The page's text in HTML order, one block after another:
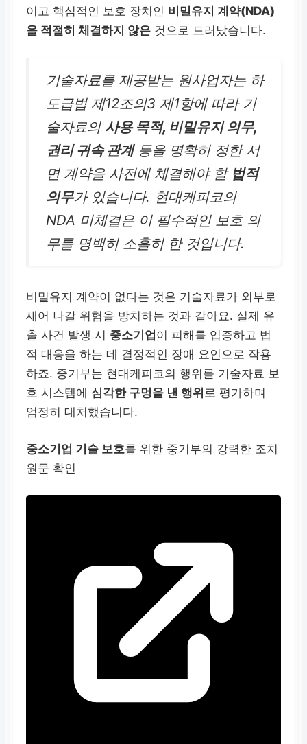
이고 핵심적인 보호 장치인 비밀유지 계약(NDA)
을 적절히 체결하지 않은 것으로 드러났습니다.
기술자료를 제공받는 원사업자는 하
도급법 제12조의3 제1항에 따라 기
술자료의 사용 목적, 비밀유지 의무,
권리 귀속 관계등을 명확히 정한 서
면 계약을 사전에 체결해야 할 법적
의무가 있습니다. 현대케피코의
NDA 미체결은 이 필수적인 보호 의
무를 명백히 소홀히 한 것입니다.
비밀유지 계약이 없다는 것은 기술자료가 외부로
새어 나갈 위험을 방치하는 것과 같아요. 실제 유
출 사건 발생 시 중소기업 이 피해를 입증하고 법
적 대응을 하는 데 결정적인 장애 요인으로 작용
하죠. 중기부는 현대케피코의 행위를 기술자료 보
호 시스템에 심각한 구멍을 낸 행위 로 평가하며
엄정히 대처했습니다.
중소기업 기술 보호를 위한 중기부의 강력한 조치
원문 확인